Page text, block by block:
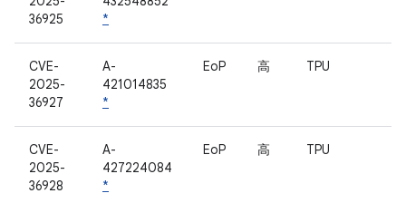
36925
*
CVE-
2025-
36927
A-
421014835
*
EoP 高 TPU
CVE-
2025-
36928
A-
427224084
*
EoP 高 TPU